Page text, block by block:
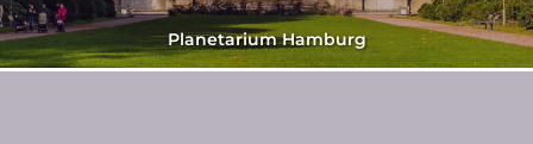
Planetarium Hamburg